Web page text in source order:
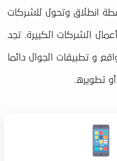
انطلاق وتحول للشركات
الشركات الكبيرة. تجد
و تطبيقات الجوال دائما
تطويره.